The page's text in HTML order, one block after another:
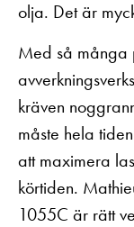
olja. Det är
Med så många
kräven
måste hela
att maximera
körtiden.
1055C är rätt